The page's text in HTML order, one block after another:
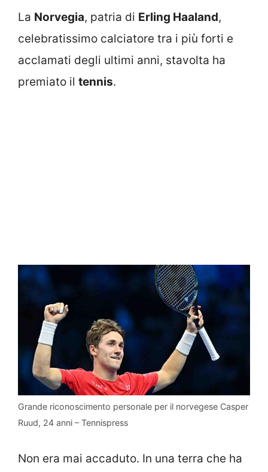
La Norvegia, patria di Erling Haaland,
celebratissimo calciatore tra i più forti e
acclamati degli ultimi anni, stavolta ha
premiato il tennis.
Grande riconoscimento personale per il norvegese Casper
Ruud, 24 anni – Tennispress
Non era mai accaduto. In una terra che ha